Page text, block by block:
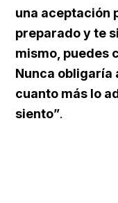
una aceptación
preparado y te
mismo, puedes
Nunca obligaría
cuanto más lo
siento”.